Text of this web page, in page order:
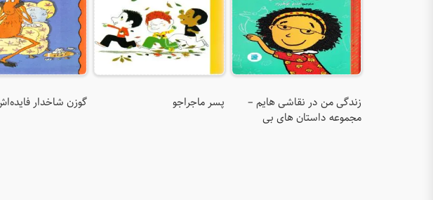
زندگی من در نقاشی هایم –
مجموعه داستان های بی
پسر ماجراجو گوزن شاخدار